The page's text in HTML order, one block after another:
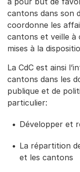
cantons dans son
coordonne les
cantons et veille à
mises à la
La CdC est ainsi
cantons dans les
publique et de
particulier:
Développer et
La répartition
et les cantons